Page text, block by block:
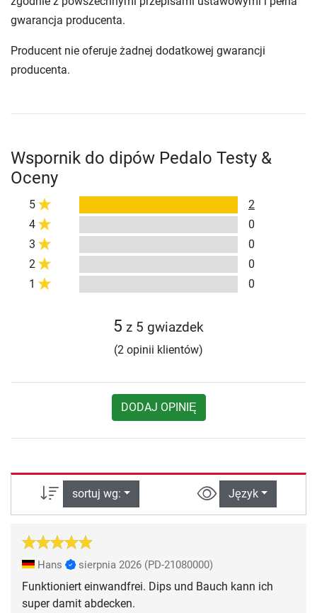
gwarancja producenta.
Producent nie oferuje żadnej dodatkowej gwarancji
producenta.
Wspornik do dipów Pedalo Testy &
Oceny
5
2
4
0
3
0
2
0
1
0
5 z 5 gwiazdek
(2 opinii klientów)
DODAJ OPINIĘ
sortuj wg: Język
Hans sierpnia 2026 (PD-21080000)
Funktioniert einwandfrei. Dips und Bauch kann ich
super damit abdecken.